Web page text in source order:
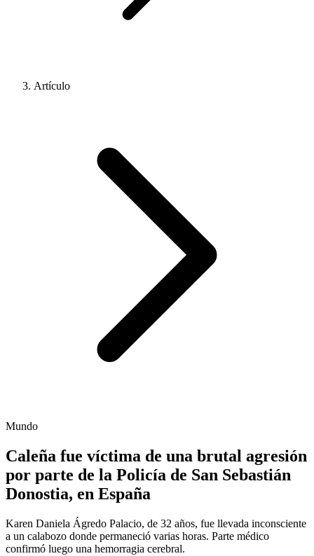
Artículo
Mundo
Caleña fue víctima de una brutal agresión
por parte de la Policía de San Sebastián
Donostia, en España
Karen Daniela Ágredo Palacio, de 32 años, fue llevada inconsciente
a un calabozo donde permaneció varias horas. Parte médico
confirmó luego una hemorragia cerebral.